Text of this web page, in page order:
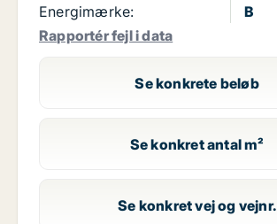
Energimærke:
B
Rapportér fejl i data
Se konkrete beløb
Se konkret antal m²
Se konkret vej og vejnr.